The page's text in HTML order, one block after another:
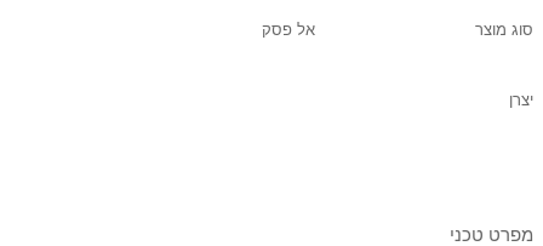
אל פסק סוג מוצר
יצרן
מפרט טכני